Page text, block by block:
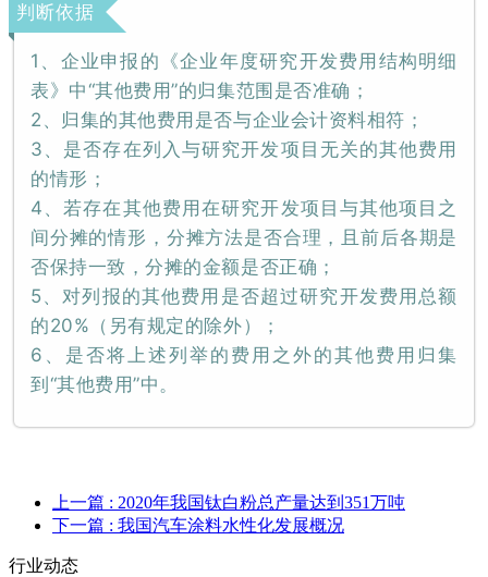
判断依据
1、企业申报的《企业年度研究开发费用结构明细
表》中“其他费用”的归集范围是否准确；
2、归集的其他费用是否与企业会计资料相符；
3、是否存在列入与研究开发项目无关的其他费用
的情形；
4、若存在其他费用在研究开发项目与其他项目之
间分摊的情形，分摊方法是否合理，且前后各期是
否保持一致，分摊的金额是否正确；
5、对列报的其他费用是否超过研究开发费用总额
的20%（另有规定的除外）；
6、是否将上述列举的费用之外的其他费用归集
到“其他费用”中。
上一篇 : 2020年我国钛白粉总产量达到351万吨
下一篇 : 我国汽车涂料水性化发展概况
行业动态